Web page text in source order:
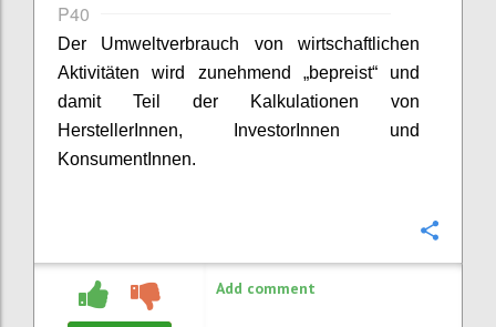
P40
Der Umweltverbrauch von wirtschaftlichen
Aktivitäten wird zunehmend „bepreist“ und
damit Teil der Kalkulationen von
HerstellerInnen, InvestorInnen und
KonsumentInnen.
Add comment